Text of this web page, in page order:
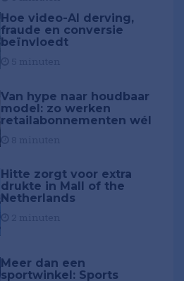
Hoe video-AI derving,
fraude en conversie
beïnvloedt
Van hype naar houdbaar
model: zo werken
retailabonnementen wél
Hitte zorgt voor extra
drukte in Mall of the
Netherlands
Meer dan een
sportwinkel: Sports